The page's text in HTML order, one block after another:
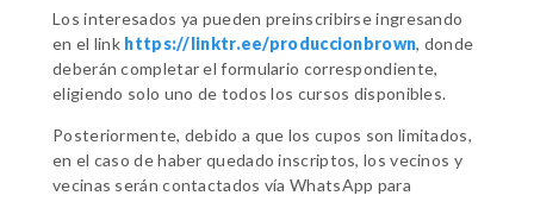
Los interesados ya pueden preinscribirse ingresando
en el link https://linktr.ee/produccionbrown, donde
deberán completar el formulario correspondiente,
eligiendo solo uno de todos los cursos disponibles.
Posteriormente, debido a que los cupos son limitados,
en el caso de haber quedado inscriptos, los vecinos y
vecinas serán contactados vía WhatsApp para